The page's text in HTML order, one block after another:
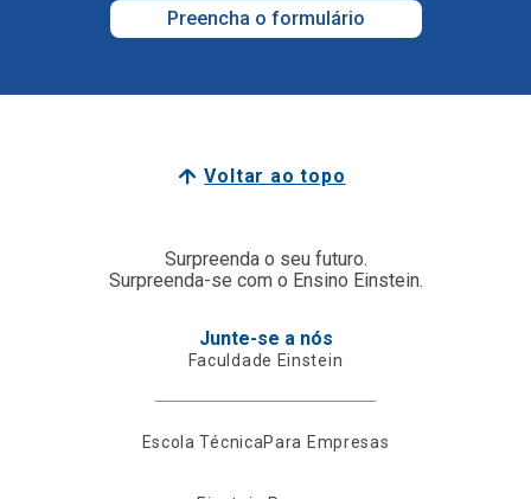
Preencha o formulário
Voltar ao topo
Surpreenda o seu futuro.
Surpreenda-se com o Ensino Einstein.
Junte-se a nós
Faculdade Einstein
Escola TécnicaPara Empresas